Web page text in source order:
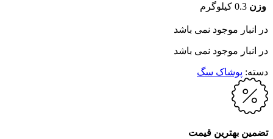
وزن 0.3 کیلوگرم
در انبار موجود نمی باشد
در انبار موجود نمی باشد
دسته: پوشاک سگ
تضمین بهترین قیمت